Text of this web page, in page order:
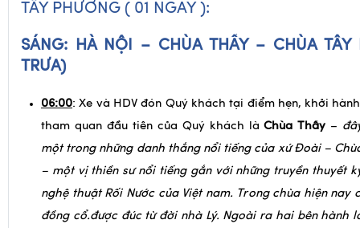
TÂY PHƯƠNG ( 01 NGÀY ):
SÁNG: HÀ NỘI – CHÙA THẦY – CHÙA TÂY
TRƯA)
06:00: Xe và HDV đón Quý khách tại điểm hẹn, khởi
tham quan đầu tiên của Quý khách làChùa Thầy – đ
một trong những danh thắng nổi tiếng của xứ Đoài –
– một vị thiền sư nổi tiếng gắn với những truyền thuyết
nghệ thuật Rối Nước của Việt nam. Trong chùa hiện nay
đồng cổ.được đúc từ đời nhà Lý. Ngoài ra hai bên hành